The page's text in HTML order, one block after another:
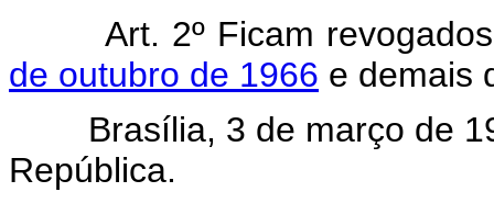
Art. 2º Ficam
de outubro de 1966 e demais
Brasília, 3 de março de
República.